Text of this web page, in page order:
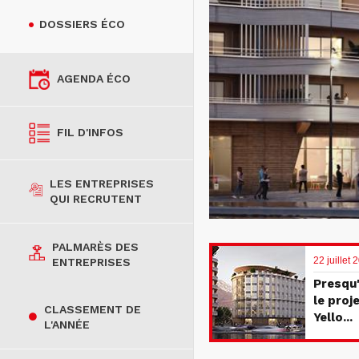
DOSSIERS ÉCO
AGENDA ÉCO
FIL D'INFOS
LES ENTREPRISES
QUI RECRUTENT
PALMARÈS DES
ENTREPRISES
CLASSEMENT DE
L'ANNÉE
22 juillet
le
Yello...